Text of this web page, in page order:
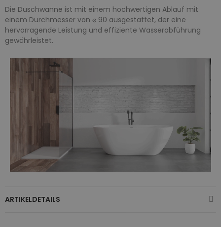
Die Duschwanne ist mit einem hochwertigen Ablauf mit
einem Durchmesser von ⌀ 90 ausgestattet, der eine
hervorragende Leistung und effiziente Wasserabführung
gewährleistet.
ARTIKELDETAILS